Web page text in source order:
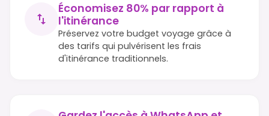
Économisez 80% par rapport à
l'itinérance
Préservez votre budget voyage grâce à
des tarifs qui pulvérisent les frais
d'itinérance traditionnels.